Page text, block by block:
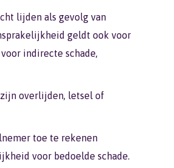
lijden als gevolg van
geldt ook voor
indirecte schade,
overlijden, letsel of
toe te rekenen
voor bedoelde schade.